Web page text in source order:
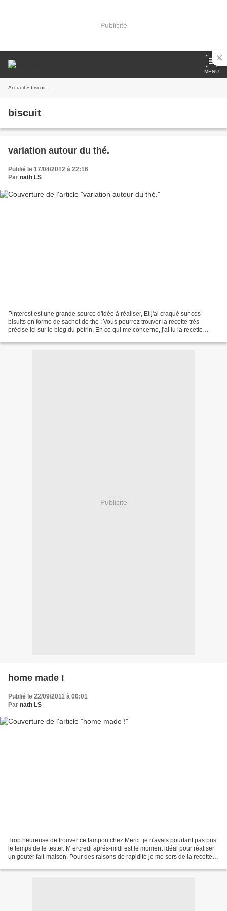
Publicité
MENU
Accueil » biscuit
biscuit
variation autour du thé.
Publié le 17/04/2012 à 22:16
Par nath LS
Pinterest est une grande source d'idée à réaliser, Et j'ai craqué sur ces
bisuits en forme de sachet de thé : Vous pourrez trouver la recette trés
précise ici sur le blog du pétrin, En ce qui me concerne, j'ai lu la recette
Publicité
home made !
Publié le 22/09/2011 à 00:01
Par nath LS
Trop heureuse de trouver ce tampon chez Merci. je n'avais pourtant pas pris
le temps de le tester. M ercredi aprés-midi est le moment idéal pour réaliser
un gouter fait-maison, Pour des raisons de rapidité je me sers de la recette